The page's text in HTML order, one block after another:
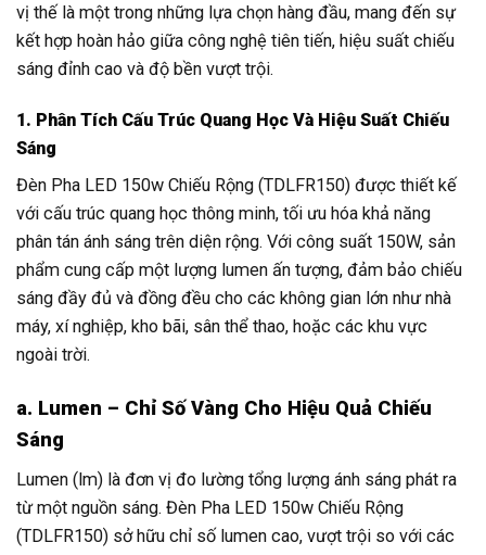
vị thế là một trong những lựa chọn hàng đầu, mang đến sự
kết hợp hoàn hảo giữa công nghệ tiên tiến, hiệu suất chiếu
sáng đỉnh cao và độ bền vượt trội.
1. Phân Tích Cấu Trúc Quang Học Và Hiệu Suất Chiếu
Sáng
Đèn Pha LED 150w Chiếu Rộng (TDLFR150) được thiết kế
với cấu trúc quang học thông minh, tối ưu hóa khả năng
phân tán ánh sáng trên diện rộng. Với công suất 150W, sản
phẩm cung cấp một lượng lumen ấn tượng, đảm bảo chiếu
sáng đầy đủ và đồng đều cho các không gian lớn như nhà
máy, xí nghiệp, kho bãi, sân thể thao, hoặc các khu vực
ngoài trời.
a. Lumen – Chỉ Số Vàng Cho Hiệu Quả Chiếu
Sáng
Lumen (lm) là đơn vị đo lường tổng lượng ánh sáng phát ra
từ một nguồn sáng. Đèn Pha LED 150w Chiếu Rộng
(TDLFR150) sở hữu chỉ số lumen cao, vượt trội so với các